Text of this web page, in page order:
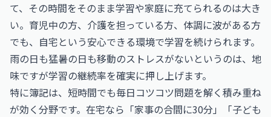
て、その時間をそのまま学習や家庭に充てられるのは大き
い。育児中の方、介護を担っている方、体調に波がある方
でも、自宅という安心できる環境で学習を続けられます。
雨の日も猛暑の日も移動のストレスがないというのは、地
味ですが学習の継続率を確実に押し上げます。
特に簿記は、短時間でも毎日コツコツ問題を解く積み重ね
が効く分野です。在宅なら「家事の合間に30分」「子ども